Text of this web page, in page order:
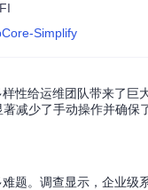
Simplify
性给运维团队带来了
减少了手动操作并确保
题。调查显示，企业